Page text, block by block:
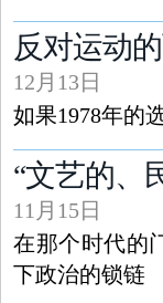
反对运动
12月13日
如果1978年的
“文艺的、
11月15日
在那个时代的
下政治的锁链